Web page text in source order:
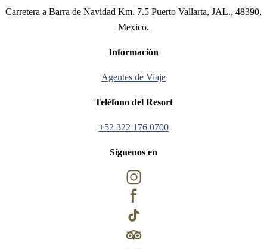
Carretera a Barra de Navidad Km. 7.5 Puerto Vallarta, JAL., 48390,
Mexico.
Información
Agentes de Viaje
Teléfono del Resort
+52 322 176 0700
Síguenos en